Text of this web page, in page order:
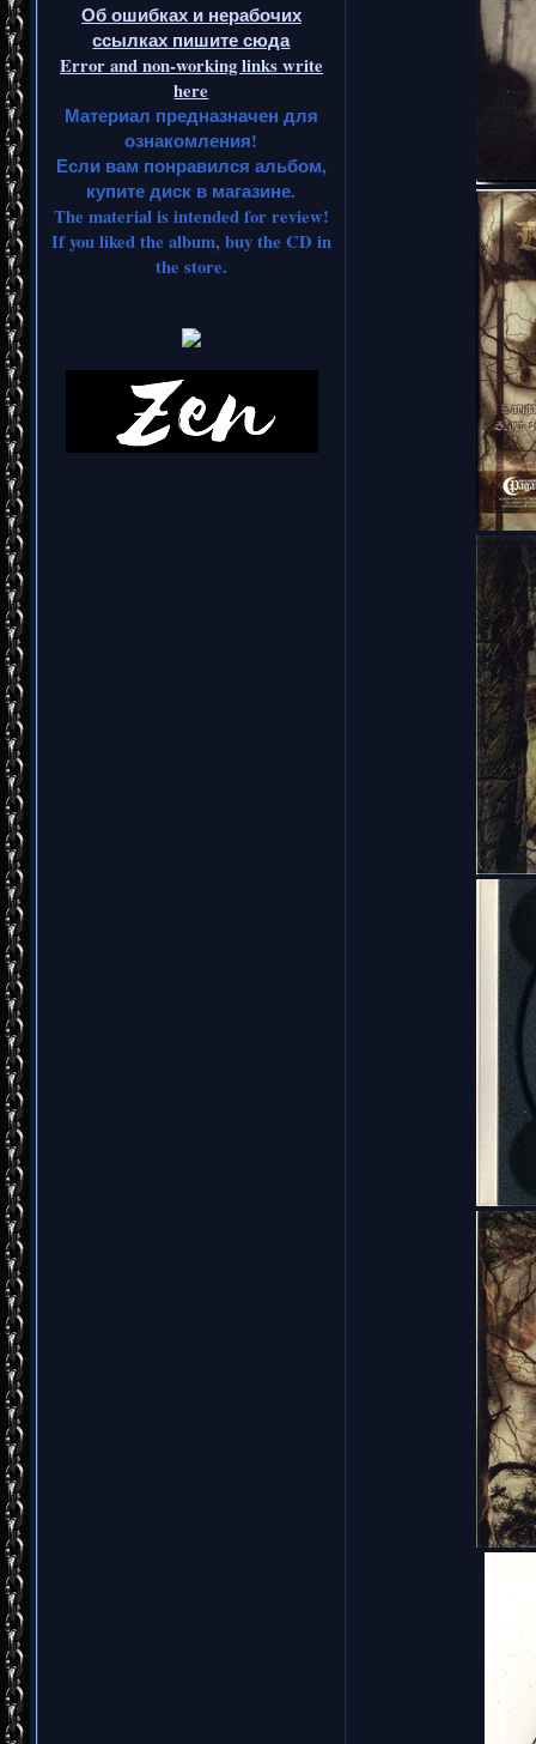
Об ошибках и нерабочих
ссылках пишите сюда
Error and non-working links write
here
Материал предназначен для
ознакомления!
Если вам понравился альбом,
купите диск в магазине.
The material is intended for review!
If you liked the album, buy the CD in
the store.